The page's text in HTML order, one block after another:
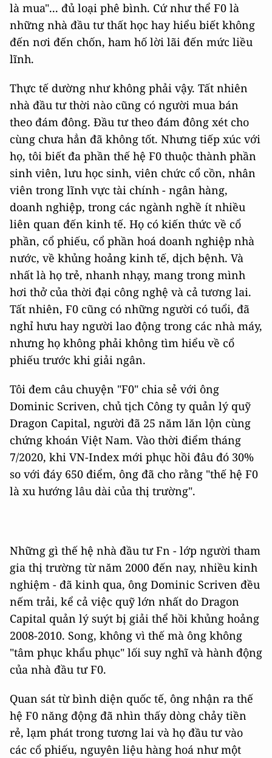
là mua"... đủ loại phê bình. Cứ như thể F0 là
những nhà đầu tư thất học hay hiểu biết không
đến nơi đến chốn, ham hố lời lãi đến mức liều
lĩnh.
Thực tế dường như không phải vậy. Tất nhiên
nhà đầu tư thời nào cũng có người mua bán
theo đám đông. Đầu tư theo đám đông xét cho
cùng chưa hẳn đã không tốt. Nhưng tiếp xúc với
họ, tôi biết đa phần thế hệ F0 thuộc thành phần
sinh viên, lưu học sinh, viên chức cổ cồn, nhân
viên trong lĩnh vực tài chính - ngân hàng,
doanh nghiệp, trong các ngành nghề ít nhiều
liên quan đến kinh tế. Họ có kiến thức về cổ
phần, cổ phiếu, cổ phần hoá doanh nghiệp nhà
nước, về khủng hoảng kinh tế, dịch bệnh. Và
nhất là họ trẻ, nhanh nhạy, mang trong mình
hơi thở của thời đại công nghệ và cả tương lai.
Tất nhiên, F0 cũng có những người có tuổi, đã
nghỉ hưu hay người lao động trong các nhà máy,
nhưng họ không phải không tìm hiểu về cổ
phiếu trước khi giải ngân.
Tôi đem câu chuyện "F0" chia sẻ với ông
Dominic Scriven, chủ tịch Công ty quản lý quỹ
Dragon Capital, người đã 25 năm lăn lộn cùng
chứng khoán Việt Nam. Vào thời điểm tháng
7/2020, khi VN-Index mới phục hồi đâu đó 30%
so với đáy 650 điểm, ông đã cho rằng "thế hệ F0
là xu hướng lâu dài của thị trường".
Những gì thế hệ nhà đầu tư Fn - lớp người tham
gia thị trường từ năm 2000 đến nay, nhiều kinh
nghiệm - đã kinh qua, ông Dominic Scriven đều
nếm trải, kể cả việc quỹ lớn nhất do Dragon
Capital quản lý suýt bị giải thể hồi khủng hoảng
2008-2010. Song, không vì thế mà ông không
"tâm phục khẩu phục" lối suy nghĩ và hành động
của nhà đầu tư F0.
Quan sát từ bình diện quốc tế, ông nhận ra thế
hệ F0 năng động đã nhìn thấy dòng chảy tiền
rẻ, lạm phát trong tương lai và họ đầu tư vào
các cổ phiếu, nguyên liệu hàng hoá như một